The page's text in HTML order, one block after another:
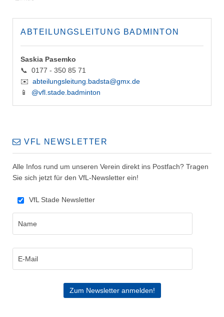
ABTEILUNGSLEITUNG BADMINTON
Saskia Pasemko
📞 0177 - 350 85 71
✉️ abteilungsleitung.badsta@gmx.de
📱 @vfl.stade.badminton
VFL NEWSLETTER
Alle Infos rund um unseren Verein direkt ins Postfach? Tragen
Sie sich jetzt für den VfL-Newsletter ein!
VfL Stade Newsletter